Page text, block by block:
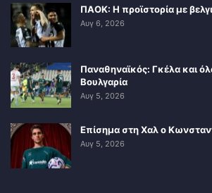
ΠΑΟΚ: Η προϊστορία με
Αυγ 6, 2026
Παναθηναϊκός: Γκέλα και
Βουλγαρία
Αυγ 5, 2026
Επίσημα στη Χαλ ο
Αυγ 5, 2026